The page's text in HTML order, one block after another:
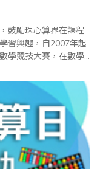
鼓勵珠心算界在課程
習興趣，自2007年起
學競技大賽，在數學
及競技大賽試題頗受
擬試題，以提供考區
..